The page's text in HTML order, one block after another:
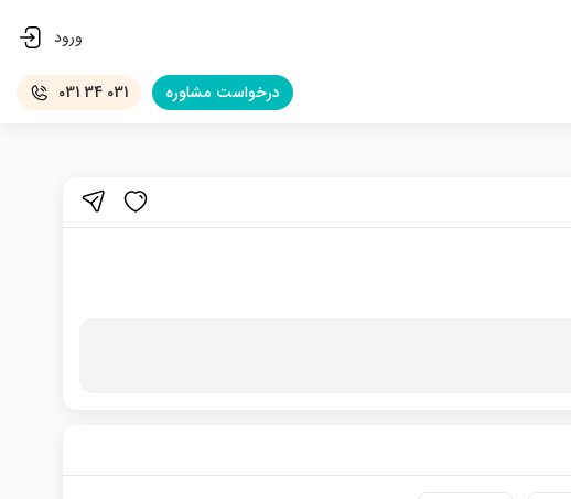
درخواست مشاوره 031 34 031
ورود